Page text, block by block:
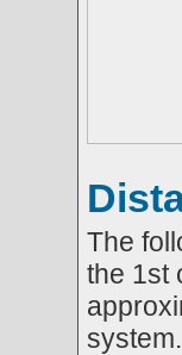
The
the 1st
system.